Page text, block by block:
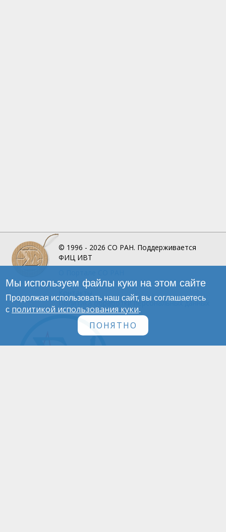
© 1996 - 2026 СО РАН. Поддерживается
ФИЦ ИВТ
Инфографика
Политика обработки персональных данных
Мы используем файлы куки на этом сайте
Продолжая использовать наш сайт, вы соглашаетесь
с политикой использования куки.
ПОНЯТНО